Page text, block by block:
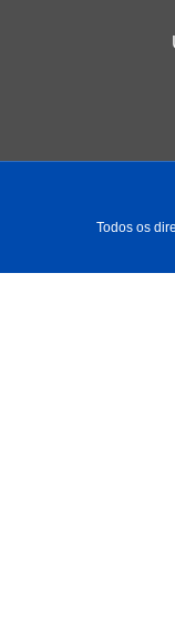
Todos os